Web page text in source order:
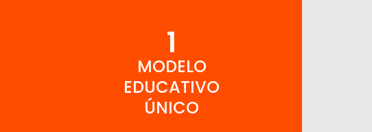
1
MODELO
EDUCATIVO
ÚNICO